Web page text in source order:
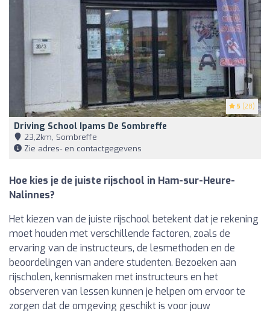
5 (28)
Driving School Ipams De Sombreffe
23,2km, Sombreffe
Zie adres- en contactgegevens
Hoe kies je de juiste rijschool in Ham-sur-Heure-
Nalinnes?
Het kiezen van de juiste rijschool betekent dat je rekening
moet houden met verschillende factoren, zoals de
ervaring van de instructeurs, de lesmethoden en de
beoordelingen van andere studenten. Bezoeken aan
rijscholen, kennismaken met instructeurs en het
observeren van lessen kunnen je helpen om ervoor te
zorgen dat de omgeving geschikt is voor jouw